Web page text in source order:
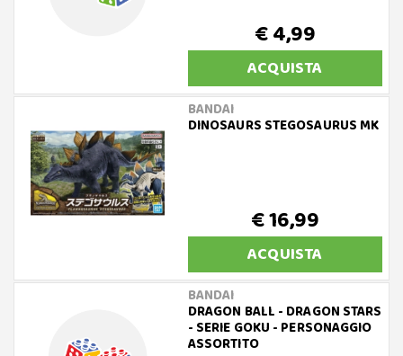
€ 4,99
ACQUISTA
BANDAI
DINOSAURS STEGOSAURUS MK
€ 16,99
ACQUISTA
BANDAI
DRAGON BALL - DRAGON STARS
- SERIE GOKU - PERSONAGGIO
ASSORTITO